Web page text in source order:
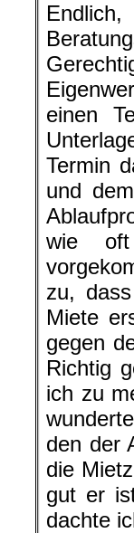
einen
Termin
und
wie oft
zu,
Miete
gegen
Richtig
ich zu
den der
die
gut er
dachte